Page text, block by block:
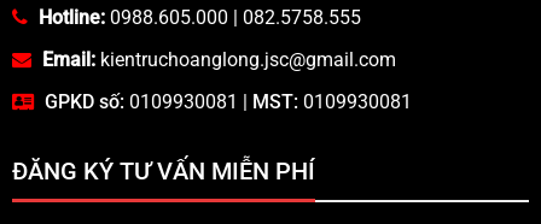
Hotline: 0988.605.000 | 082.5758.555
Email: kientruchoanglong.jsc@gmail.com
GPKD số: 0109930081 | MST: 0109930081
ĐĂNG KÝ TƯ VẤN MIỄN PHÍ